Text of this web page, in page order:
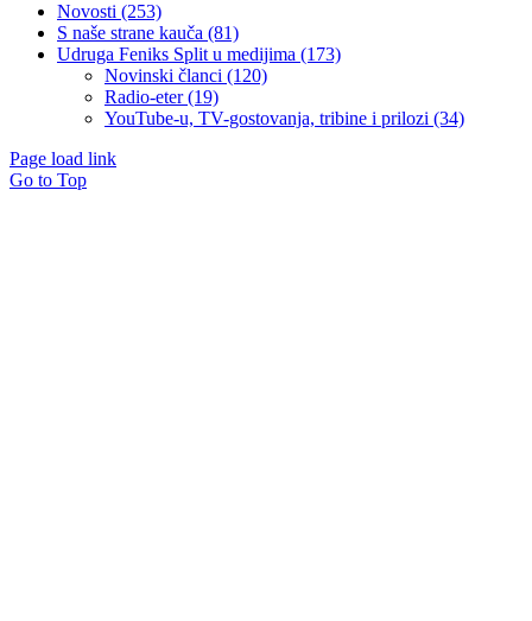
Novosti (253)
S naše strane kauča (81)
Udruga Feniks Split u medijima (173)
Novinski članci (120)
Radio-eter (19)
YouTube-u, TV-gostovanja, tribine i prilozi (34)
Page load link
Go to Top